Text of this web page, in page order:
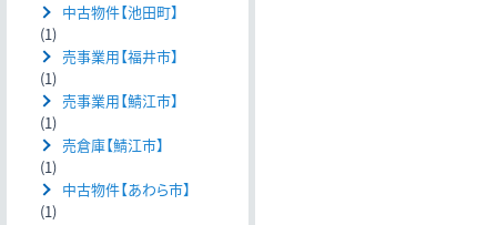
中古物件【池田町】
(1)
売事業用【福井市】
(1)
売事業用【鯖江市】
(1)
売倉庫【鯖江市】
(1)
中古物件【あわら市】
(1)